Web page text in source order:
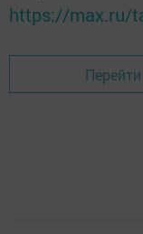
https://max.ru/